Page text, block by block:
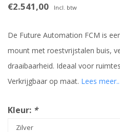
€2.541,00 Incl. btw
De Future Automation FCM is
mount met roestvrijstalen buis,
draaibaarheid. Ideaal voor
Verkrijgbaar op maat. Lees meer..
Kleur: *